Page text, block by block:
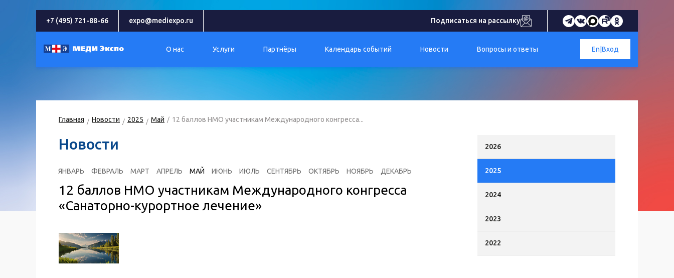
+7 (495) 721-88-66 expo@mediexpo.ru Подписаться на рассылку
О нас Услуги Партнёры Календарь событий Новости Вопросы и ответы Вход
En
Главная Новости 2025 Май 12 баллов НМО участникам Международного конгресса...
Новости
ЯНВАРЬ ФЕВРАЛЬ МАРТ АПРЕЛЬ МАЙ ИЮНЬ ИЮЛЬ СЕНТЯБРЬ ОКТЯБРЬ НОЯБРЬ ДЕКАБРЬ
12 баллов НМО участникам Международного конгресса
«Санаторно-курортное лечение»
2026
2025
2024
2023
2022